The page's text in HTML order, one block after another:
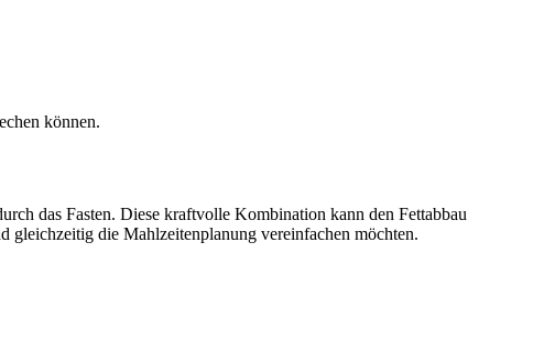
können.
das Fasten. Diese kraftvolle Kombination kann den Fettabbau
gleichzeitig die Mahlzeitenplanung vereinfachen möchten.